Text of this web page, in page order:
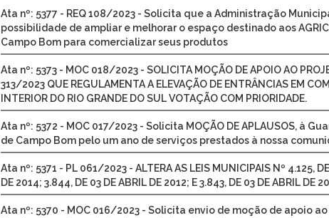
Ata nº: 5377 - REQ 108/2023 - Solicita que a Administração
possibilidade de ampliar e melhorar o espaço destinado aos
Campo Bom para comercializar seus produtos
Ata nº: 5373 - MOC 018/2023 - SOLICITA MOÇÃO DE APOIO AO
313/2023 QUE REGULAMENTA A ELEVAÇÃO DE ENTRÂNCIAS EM
INTERIOR DO RIO GRANDE DO SUL VOTAÇÃO COM PRIORIDADE.
Ata nº: 5372 - MOC 017/2023 - Solicita MOÇÃO DE APLAUSOS, à
de Campo Bom pelo um ano de serviços prestados à nossa
Ata nº: 5371 - PL 061/2023 - ALTERA AS LEIS MUNICIPAIS Nº 4.125,
DE 2014; 3.844, DE 03 DE ABRIL DE 2012; E 3.843, DE 03 DE ABRIL DE
Ata nº: 5370 - MOC 016/2023 - Solicita envio de moção de apoio